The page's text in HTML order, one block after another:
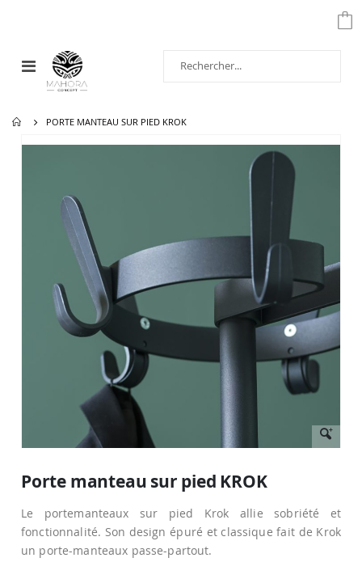
Affichage
navigation
PORTE MANTEAU SUR PIED KROK
début
la
Galerie
Porte manteau sur pied KROK
Le portemanteaux sur pied Krok allie sobriété et
fonctionnalité. Son design épuré et classique fait de Krok
un porte-manteaux passe-partout.